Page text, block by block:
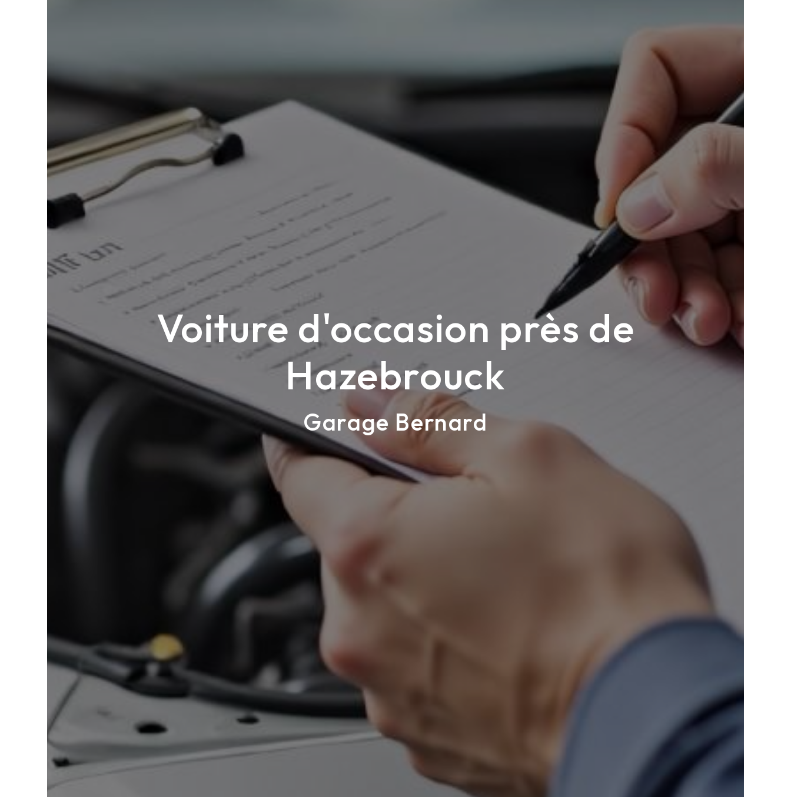
Voiture d'occasion près de
Hazebrouck
Garage Bernard